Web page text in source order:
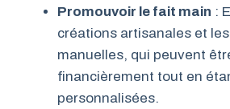
Promouvoir le fait main :
créations artisanales et
manuelles, qui peuvent
financièrement tout en
personnalisées.